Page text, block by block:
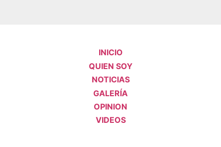
INICIO
QUIEN SOY
NOTICIAS
GALERÍA
OPINION
VIDEOS